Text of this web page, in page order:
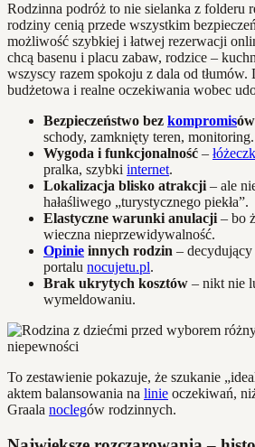
Rodzinna podróż to nie sielanka z folderu
rodziny cenią przede wszystkim
możliwość szybkiej i łatwej rezerwacji
chcą basenu i placu zabaw, rodzice –
wszyscy razem spokoju z dala od tłumów.
budżetowa i realne oczekiwania wobec
Bezpieczeństwo bez kompromisów
schody, zamknięty teren, monitoring.
Wygoda i funkcjonalność –
pralka, szybki internet.
Lokalizacja blisko atrakcji – ale
hałaśliwego „turystycznego piekła”.
Elastyczne warunki anulacji – bo
wieczna nieprzewidywalność.
Opinie innych rodzin –
portalu nocujetu.pl.
Brak ukrytych kosztów – nikt nie
wymeldowaniu.
To zestawienie pokazuje, że szukanie
aktem balansowania na linie oczekiwań,
Graala noclegów rodzinnych.